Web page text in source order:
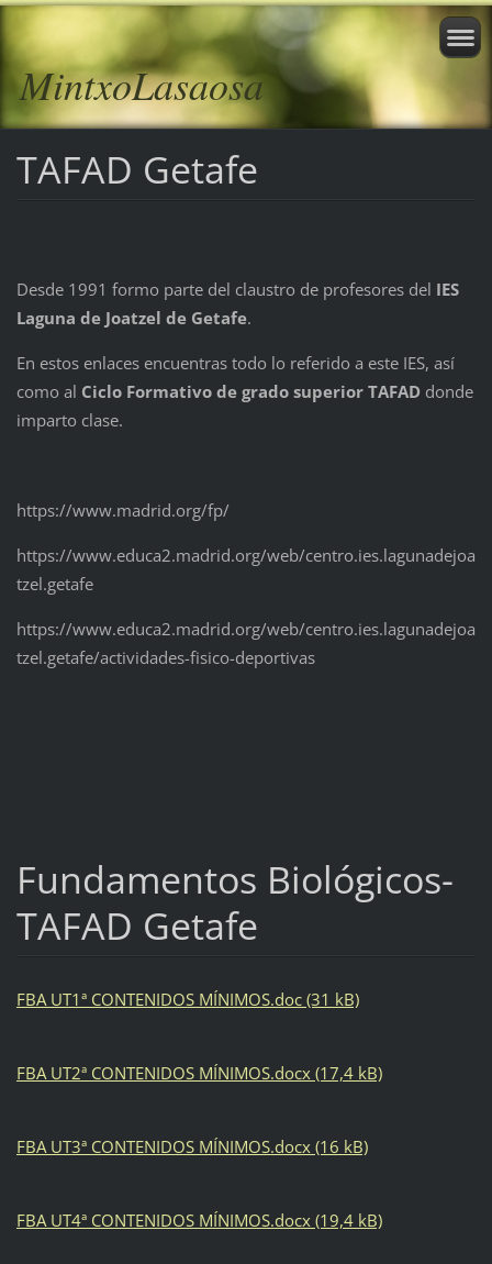
MintxoLasaosa
TAFAD Getafe
Desde 1991 formo parte del claustro de profesores del IES
Laguna de Joatzel de Getafe.
En estos enlaces encuentras todo lo referido a este IES, así
como al Ciclo Formativo de grado superior TAFADdonde
imparto clase.
https://www.madrid.org/fp/
https://www.educa2.madrid.org/web/centro.ies.lagunadejoa
tzel.getafe
https://www.educa2.madrid.org/web/centro.ies.lagunadejoa
tzel.getafe/actividades-fisico-deportivas
Fundamentos Biológicos-
TAFAD Getafe
FBA UT1ª CONTENIDOS MÍNIMOS.doc (31 kB)
FBA UT2ª CONTENIDOS MÍNIMOS.docx (17,4 kB)
FBA UT3ª CONTENIDOS MÍNIMOS.docx (16 kB)
FBA UT4ª CONTENIDOS MÍNIMOS.docx (19,4 kB)